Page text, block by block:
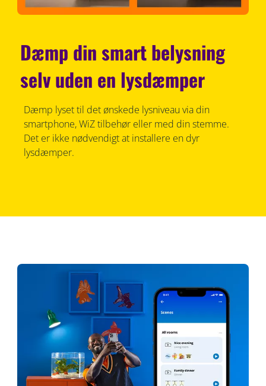
Dæmp din smart belysning
selv uden en lysdæmper
Dæmp lyset til det ønskede lysniveau via din
smartphone, WiZ tilbehør eller med din stemme.
Det er ikke nødvendigt at installere en dyr
lysdæmper.